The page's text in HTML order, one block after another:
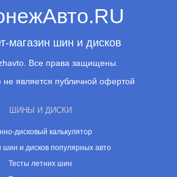
магазин шин и дисков
Все права защищены.
является публичной офертой
ШИНЫ И ДИСКИ
дисковый калькулятор
шин и дисков популярных авто
Тесты летних шин